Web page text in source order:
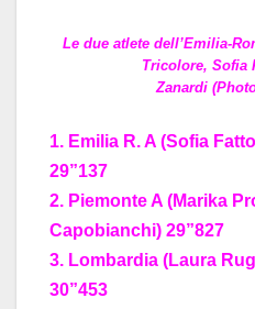
Le due atlete dell’Emilia-
Tricolore, Sofia
Zanardi
1. Emilia R. A (Sofia
29”137
2. Piemonte A (Marika
Capobianchi) 29”827
3. Lombardia (Laura
30”453